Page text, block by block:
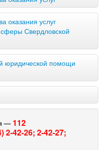
оказания услуг
Свердловской
юридической помощи
— 112
2-42-26; 2-42-27;